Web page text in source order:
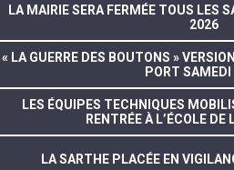
LA MAIRIE SERA FERMÉE TOUS LES
2026
« LA GUERRE DES BOUTONS »
PORT SAMEDI
LES ÉQUIPES TECHNIQUES
RENTRÉE À L’ÉCOLE DE
LA SARTHE PLACÉE EN